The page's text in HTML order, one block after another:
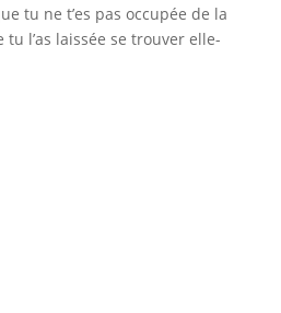
tu ne t’es pas occupée de la
l’as laissée se trouver elle-